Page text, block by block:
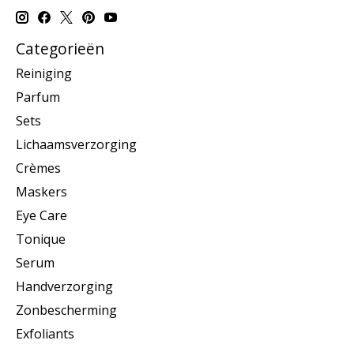
Categorieën
Reiniging
Parfum
Sets
Lichaamsverzorging
Crèmes
Maskers
Eye Care
Tonique
Serum
Handverzorging
Zonbescherming
Exfoliants